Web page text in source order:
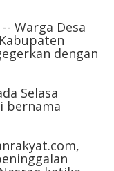
-- Warga Desa
dengan
Selasa
bernama